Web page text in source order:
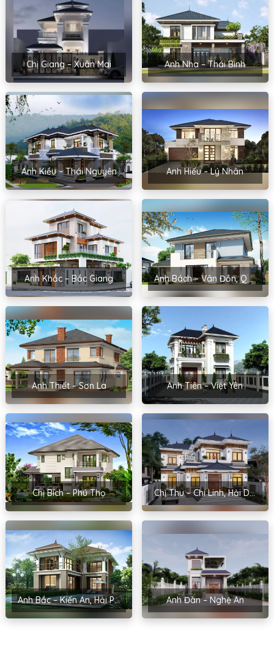
Chị Giang – Xuân Mai Anh Nha – Thái Bình
Anh Kiều – Thái Nguyên Anh Hiếu – Lý Nhân
Anh Khắc – Bắc Giang Anh Bách – Vân Đồn, Quảng Ninh
Anh Thiết – Sơn La Anh Tiên – Việt Yên
Chị Bích – Phú Thọ Chị Thu – Chí Linh, Hải Dương
Anh Bắc – Kiến An, Hải Phòng Anh Đàn – Nghệ An